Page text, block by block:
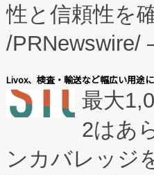
に、患者やサ
キー方式で拡
す。FCCM‑を
患者にとって
のアクセスを
Fully-
性と信頼性を
/PRNewswire/
会社エーアイ
President原信
ードする
ーエネルギー
Livox、検査・輸送など幅広い用途
最大
2はあ
ンカバレッジ